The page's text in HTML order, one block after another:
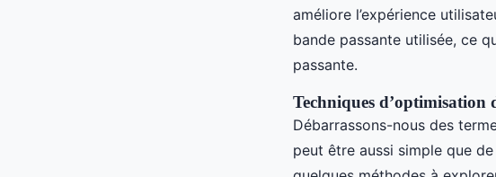
améliore l’expérience
bande passante utilisée, ce
passante.
Techniques d’optimisation
Débarrassons-nous des
peut être aussi simple que